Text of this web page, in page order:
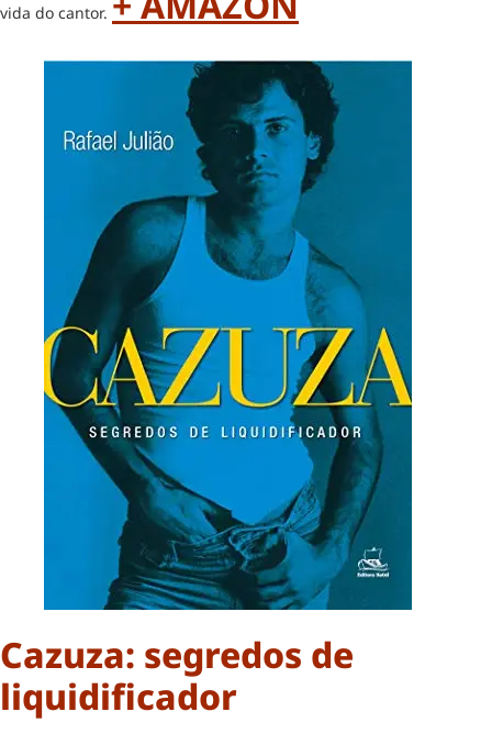
vida do cantor.
Cazuza: segredos de
liquidificador